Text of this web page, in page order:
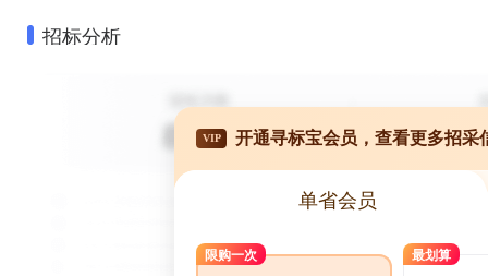
招标分析
VIP 开通寻标宝会员，查看更多招采
单省会员
限购一次 最划算